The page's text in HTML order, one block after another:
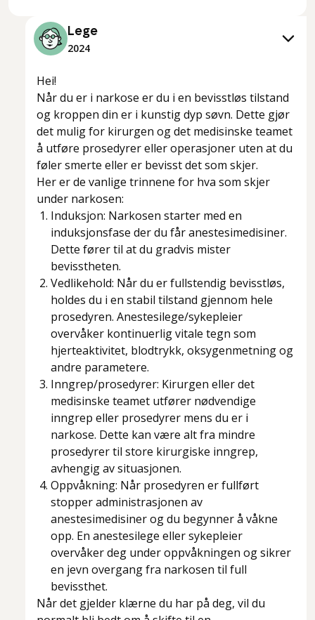
Lege
2024
Hei!
Når du er i narkose er du i en bevisstløs tilstand
og kroppen din er i kunstig dyp søvn. Dette gjør
det mulig for kirurgen og det medisinske teamet
å utføre prosedyrer eller operasjoner uten at du
føler smerte eller er bevisst det som skjer.
Her er de vanlige trinnene for hva som skjer
under narkosen:
Induksjon: Narkosen starter med en
induksjonsfase der du får anestesimedisiner.
Dette fører til at du gradvis mister
bevisstheten.
Vedlikehold: Når du er fullstendig bevisstløs,
holdes du i en stabil tilstand gjennom hele
prosedyren. Anestesilege/sykepleier
overvåker kontinuerlig vitale tegn som
hjerteaktivitet, blodtrykk, oksygenmetning og
andre parametere.
Inngrep/prosedyrer: Kirurgen eller det
medisinske teamet utfører nødvendige
inngrep eller prosedyrer mens du er i
narkose. Dette kan være alt fra mindre
prosedyrer til store kirurgiske inngrep,
avhengig av situasjonen.
Oppvåkning: Når prosedyren er fullført
stopper administrasjonen av
anestesimedisiner og du begynner å våkne
opp. En anestesilege eller sykepleier
overvåker deg under oppvåkningen og sikrer
en jevn overgang fra narkosen til full
bevissthet.
Når det gjelder klærne du har på deg, vil du